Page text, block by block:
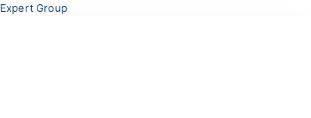
Перейти
Expert Group
Меню